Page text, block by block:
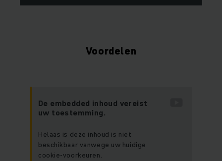
Voordelen
De embedded inhoud vereist
uw toestemming.
Helaas is deze inhoud is niet
beschikbaar vanwege uw huidige
cookie-voorkeuren.